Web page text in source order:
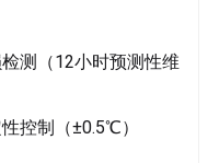
测（12小时预测性维
控制（±0.5℃）